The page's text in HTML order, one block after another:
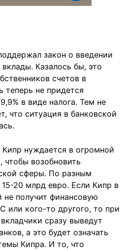
закон о введении
вклады. Казалось бы, это
счетов в
теперь не придется
в виде налога. Тем не
что ситуация в банковской
нуждается в огромной
чтобы возобновить
сферы. По разным
20 млрд евро. Если Кипр в
получит финансовую
или кого-то другого, то при
сразу выведут
а это будет означать
Кипра. И то, что